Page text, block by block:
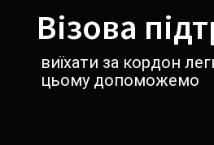
содержимомуВізова
виїхати за кордон
цьому допоможемо